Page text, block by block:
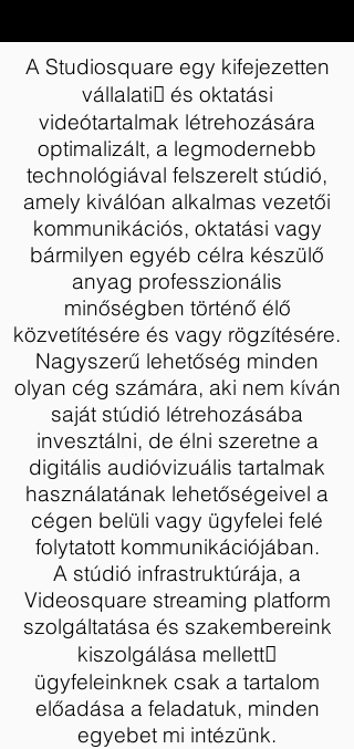
A Studiosquare egy kifejezetten
vállalati􀆟 és oktatási
videótartalmak létrehozására
optimalizált, a legmodernebb
technológiával felszerelt stúdió,
amely kiválóan alkalmas vezetői
kommunikációs, oktatási vagy
bármilyen egyéb célra készülő
anyag professzionális
minőségben történő élő
közvetítésére és vagy rögzítésére.
Nagyszerű lehetőség minden
olyan cég számára, aki nem kíván
saját stúdió létrehozásába
invesztálni, de élni szeretne a
digitális audióvizuális tartalmak
használatának lehetőségeivel a
cégen belüli vagy ügyfelei felé
folytatott kommunikációjában.
A stúdió infrastruktúrája, a
Videosquare streaming platform
szolgáltatása és szakembereink
kiszolgálása mellett􀆩
ügyfeleinknek csak a tartalom
előadása a feladatuk, minden
egyebet mi intézünk.